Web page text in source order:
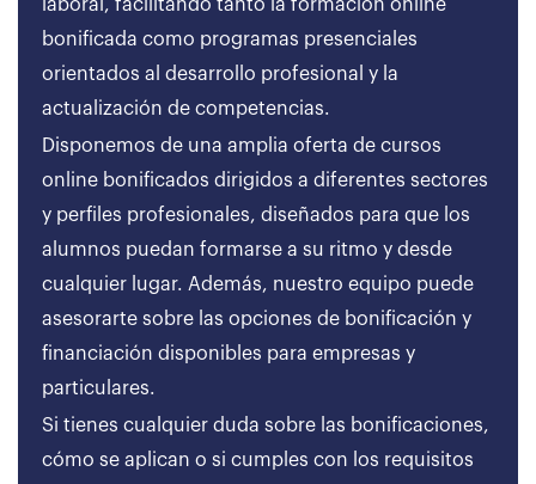
laboral, facilitando tanto la formación online
bonificada como programas presenciales
orientados al desarrollo profesional y la
actualización de competencias.
Disponemos de una amplia oferta de cursos
online bonificados dirigidos a diferentes sectores
y perfiles profesionales, diseñados para que los
alumnos puedan formarse a su ritmo y desde
cualquier lugar. Además, nuestro equipo puede
asesorarte sobre las opciones de bonificación y
financiación disponibles para empresas y
particulares.
Si tienes cualquier duda sobre las bonificaciones,
cómo se aplican o si cumples con los requisitos